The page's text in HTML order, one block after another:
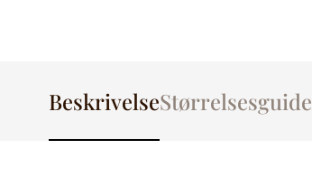
BeskrivelseStørrelsesguide